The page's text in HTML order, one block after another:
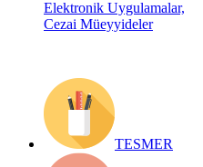
Elektronik Uygulamalar,
Cezai Müeyyideler
TESMER